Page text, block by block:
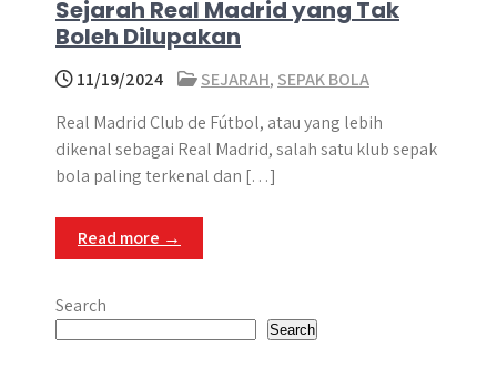
Sejarah Real Madrid yang Tak
Boleh Dilupakan
11/19/2024 SEJARAH, SEPAK BOLA
Real Madrid Club de Fútbol, atau yang lebih
dikenal sebagai Real Madrid, salah satu klub sepak
bola paling terkenal dan […]
Read more →
Search
Search